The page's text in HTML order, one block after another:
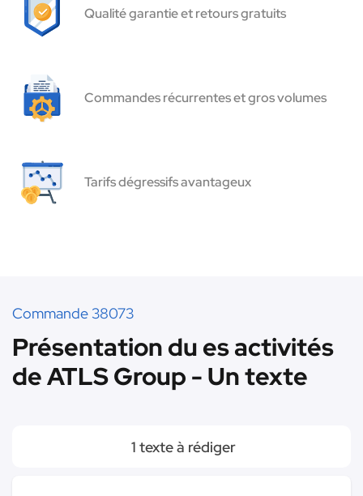
Qualité garantie et retours gratuits
Commandes récurrentes et gros volumes
Tarifs dégressifs avantageux
Commande 38073
Présentation du es activités
de ATLS Group - Un texte
1 texte à rédiger